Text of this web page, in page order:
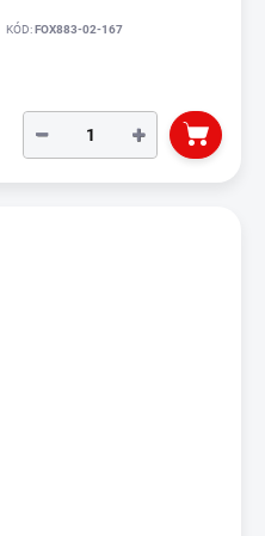
KÓD: FOX883-02-167
+
−